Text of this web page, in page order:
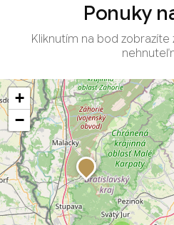
Ponuky
Kliknutím na bod
+
−